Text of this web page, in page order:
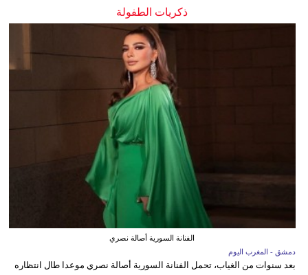
ذكريات الطفولة
الفنانة السورية أصالة نصري
دمشق - المغرب اليوم
بعد سنوات من الغياب، تحمل الفنانة السورية أصالة نصري موعدا طال انتظاره